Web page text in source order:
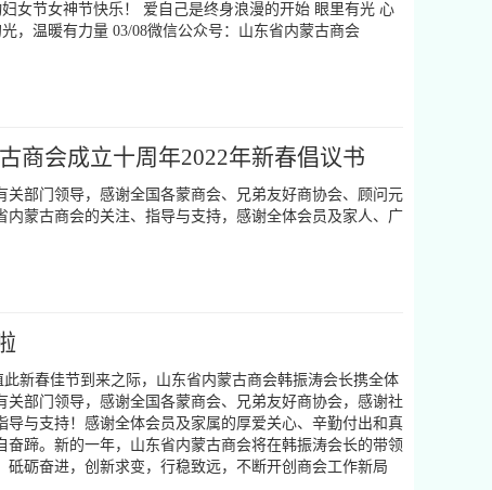
女节女神节快乐！ 爱自己是终身浪漫的开始 眼里有光 心
，温暖有力量 03/08微信公众号：山东省内蒙古商会
会成立十周年2022年新春倡议书
部门领导，感谢全国各蒙商会、兄弟友好商协会、顾问元
蒙古商会的关注、指导与支持，感谢全体会员及家人、广
新春佳节到来之际，山东省内蒙古商会韩振涛会长携全体
部门领导，感谢全国各蒙商会、兄弟友好商协会，感谢社
与支持！感谢全体会员及家属的厚爱关心、辛勤付出和真
。新的一年，山东省内蒙古商会将在韩振涛会长的带领
砥砺奋进，创新求变，行稳致远，不断开创商会工作新局